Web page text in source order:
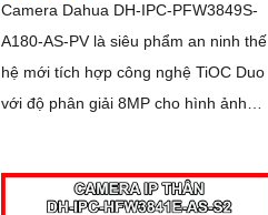
Camera Dahua DH-IPC-PFW3849S-
A180-AS-PV là siêu phẩm an ninh thế
hệ mới tích hợp công nghệ TiOC Duo
với độ phân giải 8MP cho hình ảnh
hồng ngoại 25m, full color 20m, đàm